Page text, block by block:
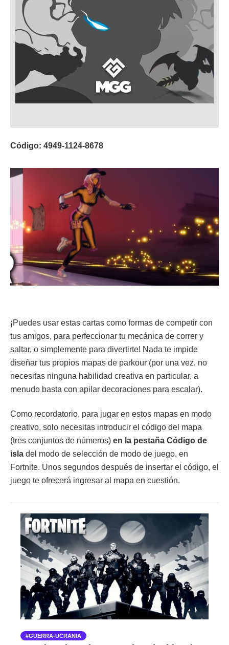
Código: 4949-1124-8678
¡Puedes usar estas cartas como formas de competir con
tus amigos, para perfeccionar tu mecánica de correr y
saltar, o simplemente para divertirte! Nada te impide
diseñar tus propios mapas de parkour (por una vez, no
necesitas ninguna habilidad creativa en particular, a
menudo basta con apilar decoraciones para escalar).
Como recordatorio, para jugar en estos mapas en modo
creativo, solo necesitas introducir el código del mapa
(tres conjuntos de números) en la pestaña Código de
isla del modo de selección de modo de juego, en
Fortnite. Unos segundos después de insertar el código, el
juego te ofrecerá ingresar al mapa en cuestión.
GUERRA-UCRANIA